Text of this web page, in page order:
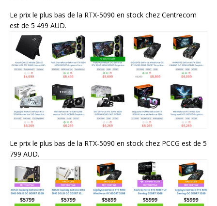
Le prix le plus bas de la RTX-5090 en stock chez Centrecom
est de 5 499 AUD.
Le prix le plus bas de la RTX-5090 en stock chez PCCG est de 5
799 AUD.